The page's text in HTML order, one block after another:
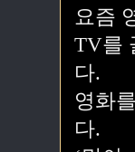
요즘
TV를
다.
영화
다.